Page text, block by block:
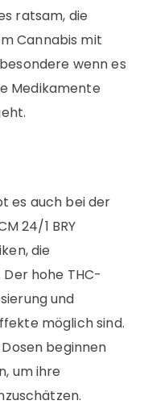
ratsam, die
Cannabis mit
wenn es
Medikamente
es auch bei der
24/1 BRY
die
hohe THC-
und
möglich sind.
beginnen
um ihre